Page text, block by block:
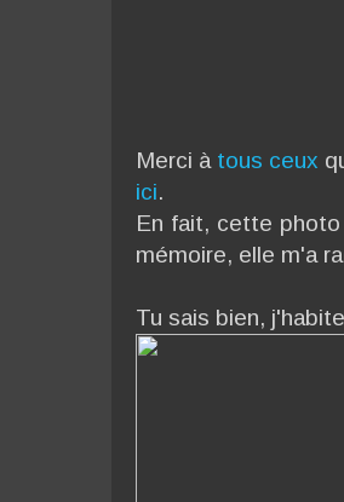
Merci à tous ceux
ici.
En fait, cette
mémoire, elle m'a
Tu sais bien,